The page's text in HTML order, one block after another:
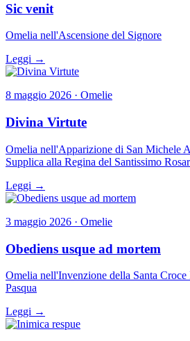
Sic venit
Omelia nell'Ascensione del Signore
Leggi →
8 maggio 2026 · Omelie
Divina Virtute
Omelia nell'Apparizione di San Michele
Supplica alla Regina del Santissimo
Leggi →
3 maggio 2026 · Omelie
Obediens usque ad mortem
Omelia nell'Invenzione della Santa
Pasqua
Leggi →